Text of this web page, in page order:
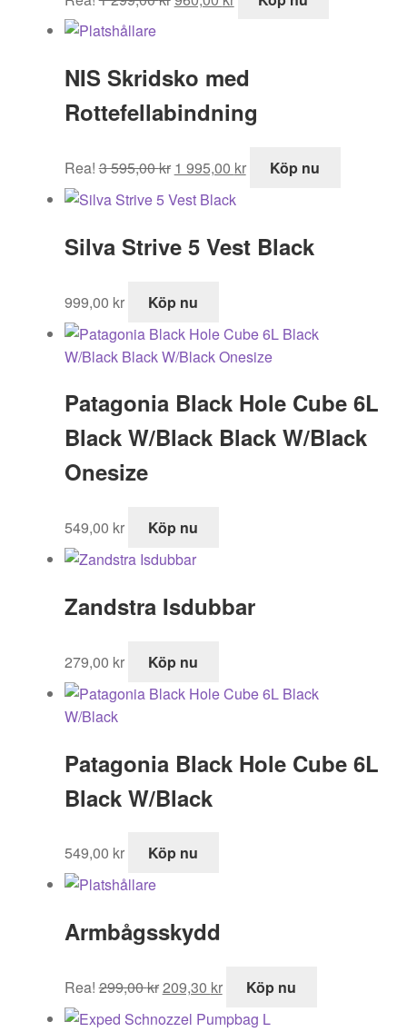
ursprungliga
1
299,00 kr.
nuvarande
960,00 kr.
NIS Skridsko med
Rottefellabindning
Rea! 3 595,00kr
ursprungliga
priset
3
1 995,00 kr
nuvarande
1
Köp nu
Silva Strive 5 Vest Black
999,00 kr Köp nu
Patagonia Black Hole Cube 6L
Black W/Black Black W/Black
Onesize
549,00 kr Köp nu
Zandstra Isdubbar
279,00 kr Köp nu
Patagonia Black Hole Cube 6L
Black W/Black
549,00 kr Köp nu
Armbågsskydd
Rea! 299,00kr
ursprungliga
priset
209,30 kr
nuvarande
priset
Köp nu